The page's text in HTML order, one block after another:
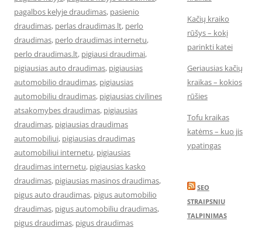
pagalbos kelyje draudimas, pasienio
draudimas, perlas draudimas lt, perlo
draudimas, perlo draudimas internetu,
perlo draudimas.lt, pigiausi draudimai,
pigiausias auto draudimas, pigiausias
automobilio draudimas, pigiausias
automobiliu draudimas, pigiausias civilines
atsakomybes draudimas, pigiausias
draudimas, pigiausias draudimas
automobiliui, pigiausias draudimas
automobiliui internetu, pigiausias
draudimas internetu, pigiausias kasko
draudimas, pigiausias masinos draudimas,
pigus auto draudimas, pigus automobilio
draudimas, pigus automobiliu draudimas,
pigus draudimas, pigus draudimas
Kačių kraiko
rūšys – kokį
parinkti katei
Geriausias kačių
kraikas – kokios
rūšies
Tofu kraikas
katėms – kuo jis
ypatingas
SEO
STRAIPSNIU
TALPINIMAS